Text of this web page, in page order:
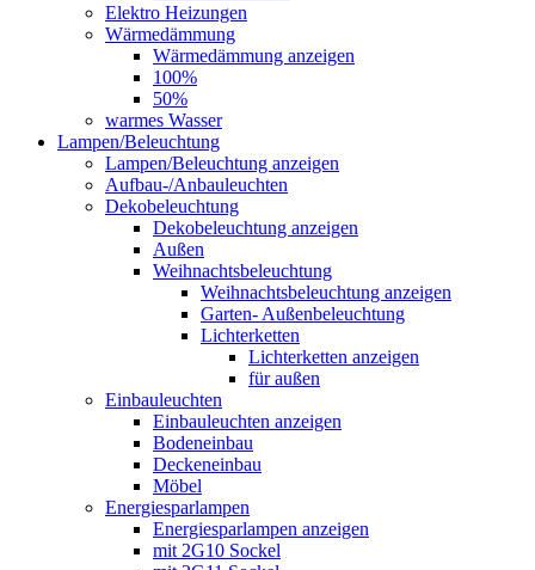
Elektro Heizungen
Wärmedämmung
Wärmedämmung anzeigen
100%
50%
warmes Wasser
Lampen/Beleuchtung
Lampen/Beleuchtung anzeigen
Aufbau-/Anbauleuchten
Dekobeleuchtung
Dekobeleuchtung anzeigen
Außen
Weihnachtsbeleuchtung
Weihnachtsbeleuchtung anzeigen
Garten- Außenbeleuchtung
Lichterketten
Lichterketten anzeigen
für außen
Einbauleuchten
Einbauleuchten anzeigen
Bodeneinbau
Deckeneinbau
Möbel
Energiesparlampen
Energiesparlampen anzeigen
mit 2G10 Sockel